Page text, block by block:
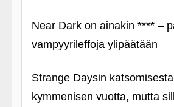
Near Dark on ainakin **** –
vampyyrileffoja ylipäätään
Strange Daysin
kymmenisen vuotta, mutta